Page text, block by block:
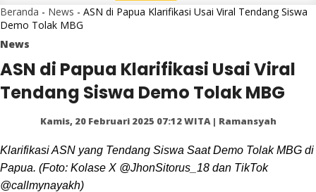
Beranda - News - ASN di Papua Klarifikasi Usai Viral Tendang Siswa
Demo Tolak MBG
News
ASN di Papua Klarifikasi Usai Viral
Tendang Siswa Demo Tolak MBG
Kamis, 20 Februari 2025 07:12 WITA | Ramansyah
Klarifikasi ASN yang Tendang Siswa Saat Demo Tolak MBG di
Papua. (Foto: Kolase X @JhonSitorus_18 dan TikTok
@callmynayakh)